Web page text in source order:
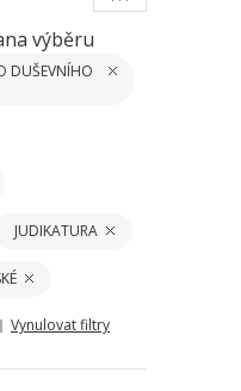
výběru
DUŠEVNÍHO
JUDIKATURA
Vynulovat filtry